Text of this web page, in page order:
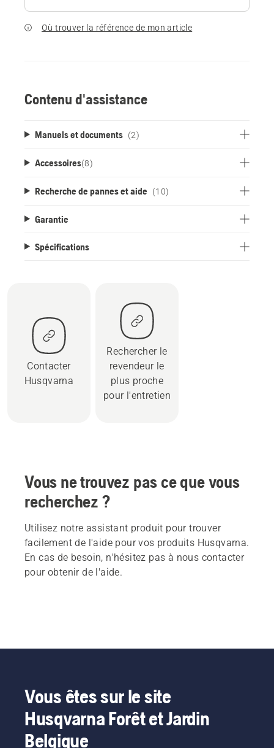
Où trouver la référence de mon article
Contenu d'assistance
Manuels et documents (2)
Accessoires(8)
Recherche de pannes et aide (10)
Garantie
Spécifications
Contacter
Husqvarna
Rechercher le
revendeur le
plus proche
pour l'entretien
Vous ne trouvez pas ce que vous
recherchez ?
Utilisez notre assistant produit pour trouver
facilement de l'aide pour vos produits Husqvarna.
En cas de besoin, n'hésitez pas à nous contacter
pour obtenir de l'aide.
Vous êtes sur le site
Husqvarna Forêt et Jardin
Belgique